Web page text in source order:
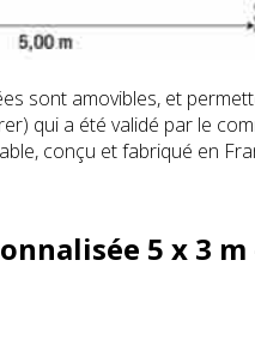
sont amovibles, et
qui a été validé par le
conçu et fabriqué en
5 x 3 m